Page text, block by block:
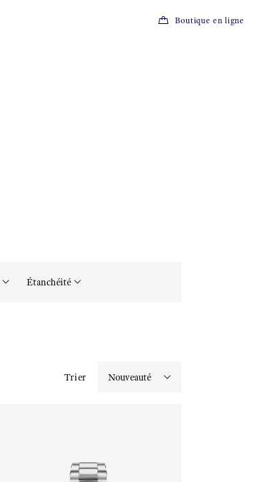
Boutique en ligne
Étanchéité
Trier